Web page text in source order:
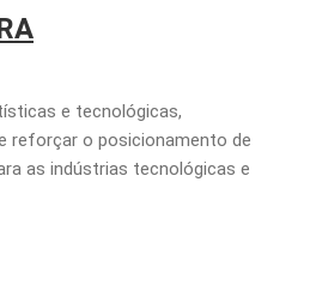
e tecnológicas,
reforçar o posicionamento de
as indústrias tecnológicas e